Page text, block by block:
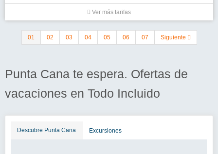
Ver más tarifas
01 02 03 04 05 06 07 Siguiente
Punta Cana te espera. Ofertas de
vacaciones en Todo Incluido
Descubre Punta Cana Excursiones